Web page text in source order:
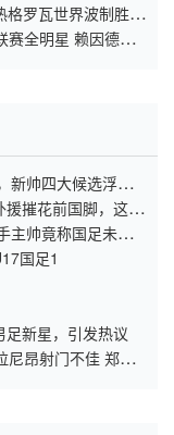
罗瓦世界波制胜穆
赛全明星 赖因德斯
新帅四大候选浮
摧花前国脚，这套
主帅竟称国足未来
国足1
新星，引发热议
尼昂射门不佳 郑智